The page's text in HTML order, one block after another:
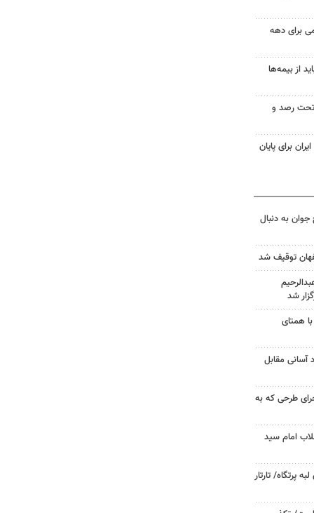
برای دهه
از بیمه‌ها
تحت رصد و
برای پایان
به دنبال
شد
همتای
آسانی مقابل
طرحی که به
امام سید
پرتگاه/ تارتار